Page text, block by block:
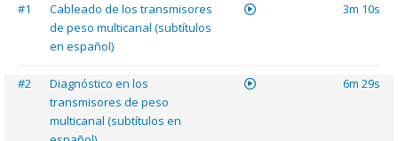
#1
Cableado de los transmisores
de peso multicanal (subtítulos
en español)
3m 10s
#2
Diagnóstico en los
transmisores de peso
multicanal (subtítulos en
6m 29s